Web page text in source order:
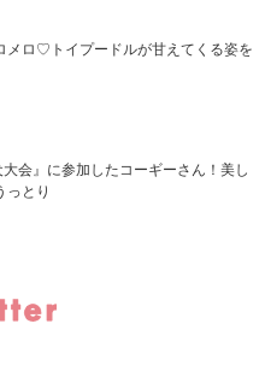
メロ♡トイプードルが甘えてくる姿を
大会』に参加したコーギーさん！美し
っとり